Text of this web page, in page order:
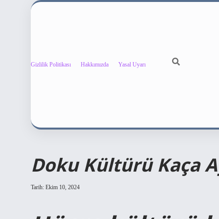
Gizlilik Politikası Hakkımızda Yasal Uyarı
Doku Kültürü Kaça
Tarih: Ekim 10, 2024